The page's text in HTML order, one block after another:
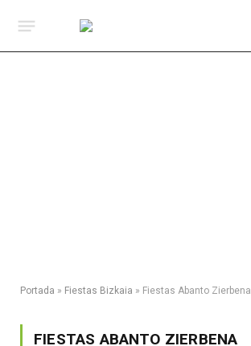
Portada » Fiestas Bizkaia » Fiestas Abanto Zierbena
FIESTAS ABANTO ZIERBENA